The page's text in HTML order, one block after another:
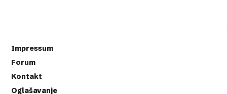
Impressum
Forum
Kontakt
Oglašavanje